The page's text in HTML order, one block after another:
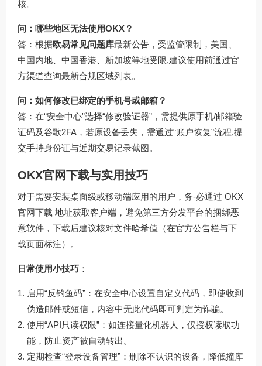
核。
问：哪些地区无法使用OKX？
答：根据欧易常见问题库最新公告，受监管限制，美国、
中国内地、中国香港、新加坡等地受限,建议使用前通过官
方渠道查询最新合规区域列表。
问：如何修改已绑定的手机号或邮箱？
答：在“安全中心”选择“修改验证器”，需提供原手机/邮箱验
证码及谷歌2FA，若原设备丢失，需通过“账户恢复”流程,提
交手持身份证与近期交易记录截图。
OKX官网下载与实用技巧
对于需要安装桌面级或移动端应用的用户，务-必通过 OKX
官网下载 地址获取客户端，避免第三方分发平台的捆绑恶
意软件，下载后建议核对文件哈希值（在官方公告栏与下
载页面标注）。
日常使用小技巧 ：
启用“反钓鱼码”：在安全中心设置自定义代码，即使收到
伪造邮件或短信，内容中无此代码即可判定为诈骗。
使用“API只读权限”：如连接量化机器人，仅授权读取功
能，防止资产被自动转出。
定期检查“登录设备管理”：删除不认识的设备，降低撞库